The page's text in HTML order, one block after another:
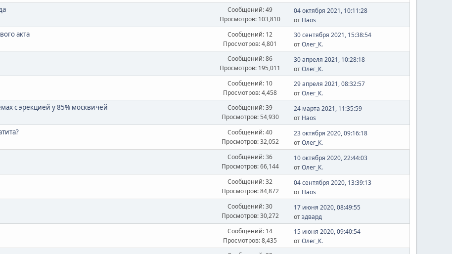
Сообщений: 49
Просмотров: 103,810
04 октября 2021, 10:11:28
от Haos
акта
Сообщений: 12
Просмотров: 4,801
30 сентября 2021, 15:38:54
отОлег_К.
Сообщений: 86
Просмотров: 195,011
30 апреля 2021, 10:28:18
отОлег_К.
Сообщений: 10
Просмотров: 4,458
29 апреля 2021, 08:32:57
отОлег_К.
с эрекцией у 85% москвичей
Сообщений: 39
Просмотров: 54,930
24 марта 2021, 11:35:59
от Haos
Сообщений: 40
Просмотров: 32,052
23 октября 2020, 09:16:18
отОлег_К.
Сообщений: 36
Просмотров: 66,144
10 октября 2020, 22:44:03
отОлег_К.
Сообщений: 32
Просмотров: 84,872
04 сентября 2020, 13:39:13
от Haos
Сообщений: 30
Просмотров: 30,272
17 июня 2020, 08:49:55
отэдвард
Сообщений: 14
Просмотров: 8,435
15 июня 2020, 09:40:54
отОлег_К.